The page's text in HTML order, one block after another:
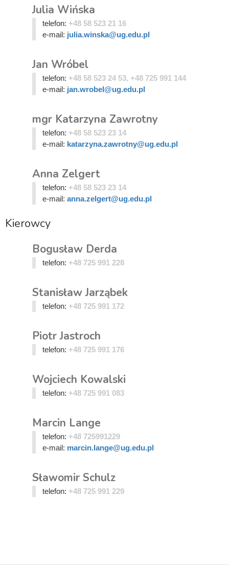
Julia Wińska
telefon: +48 58 523 21 16
e-mail: julia.winska@ug.edu.pl
Jan Wróbel
telefon: +48 58 523 24 53, +48 725 991 144
e-mail: jan.wrobel@ug.edu.pl
mgr Katarzyna Zawrotny
telefon: +48 58 523 23 14
e-mail: katarzyna.zawrotny@ug.edu.pl
Anna Zelgert
telefon: +48 58 523 23 14
e-mail: anna.zelgert@ug.edu.pl
Kierowcy
Bogusław Derda
telefon: +48 725 991 228
Stanisław Jarząbek
telefon: +48 725 991 172
Piotr Jastroch
telefon: +48 725 991 176
Wojciech Kowalski
telefon: +48 725 991 083
Marcin Lange
telefon: +48 725991229
e-mail: marcin.lange@ug.edu.pl
Sławomir Schulz
telefon: +48 725 991 229